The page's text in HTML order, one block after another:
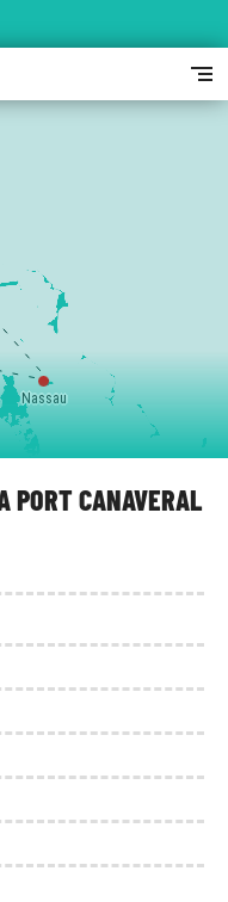
PORT CANAVERAL
Nassau
segment